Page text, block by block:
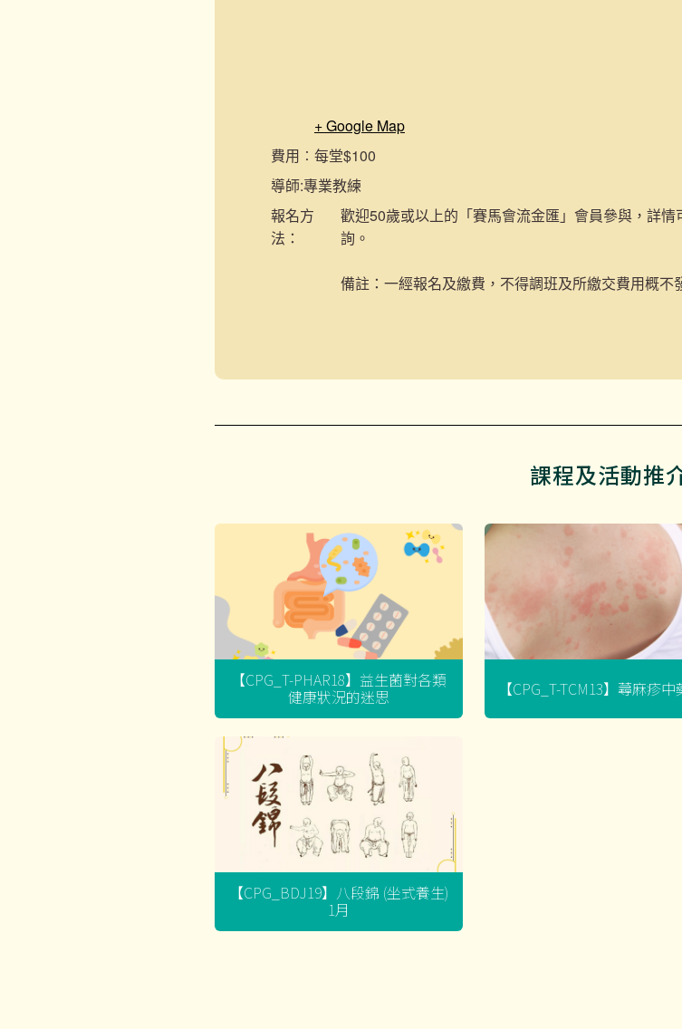
+ Google Map
費用︰ 每堂$100
導師:專業教練
報名方
法：
歡迎50歲或以上的「賽馬會流金匯」會員參與，詳
詢。
備註：一經報名及繳費，不得調班及所繳交費用概不
課程及活動推
【CPG_T-PHAR18】益生菌對各類
健康狀況的迷思 【CPG_T-TCM13】蕁麻疹
【CPG_BDJ19】八段錦 (坐式養生)
1月